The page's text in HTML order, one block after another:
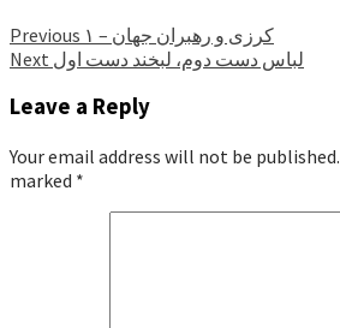
Previous
کرزی و رهبران جهان – ۱
Next لباس دست دوم، لبخند دست اول
Leave a Reply
Your email address will not be published.
marked *